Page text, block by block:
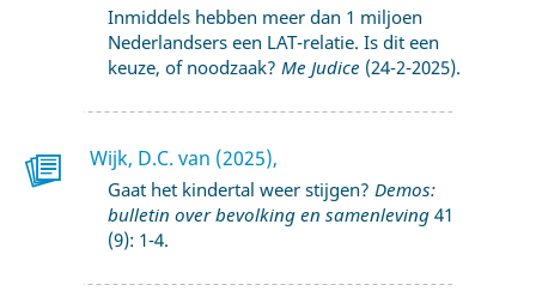
Inmiddels hebben meer dan 1 miljoen
Nederlandsers een LAT-relatie. Is dit een
keuze, of noodzaak? Me Judice (24-2-2025).
Wijk, D.C. van (2025),
Gaat het kindertal weer stijgen? Demos:
bulletin over bevolking en samenleving 41
(9): 1-4.